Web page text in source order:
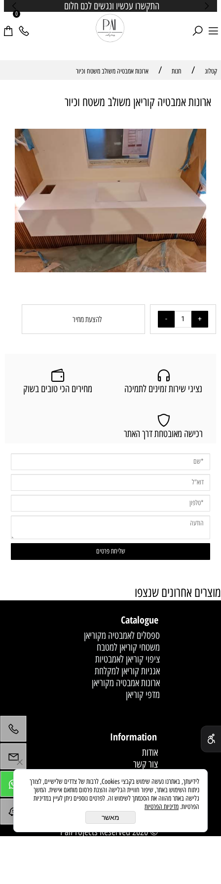
התקשרו עכשיו ונגשים לכם חלום
0
קטלוג / חנות / ארונות אמבטיה משולב משטח וכיור
ארונות אמבטיה קוריאן משולב משטח וכיור
להצעת מחיר
נציגי שירות זמינים לתמיכה מחירים הכי טובים בשוק
רכישה מאובטחת דרך האתר
מוצרים אחרונים שנצפו
Catalogue
ספסלים לאמבטיה מקוריאן
משטחי קוריאן למטבח
ציפוי קוריאן לאמבטיות
אגניות קוריאן למקלחת
ארונות אמבטיה מקוריאן
מדפי קוריאן
Information
אודות
צור קשר
מדיניות משלוחים
מאמרים
© 2020 PaiProjects Reserved
לידיעתך, באתרנו נעשה שימוש בקבצי Cookies, לרבות של צדדים שלישיים, לצורך
ניתוח השימוש באתר, שיפור חוויית הגלישה והצגת פרסום מותאם אישית. המשך
גלישה באתר מהווה את הסכמתך לשימוש זה. לפרטים נוספים ניתן לעיין במדיניות
הפרטיות. מדיניות הפרטיות
מאשר